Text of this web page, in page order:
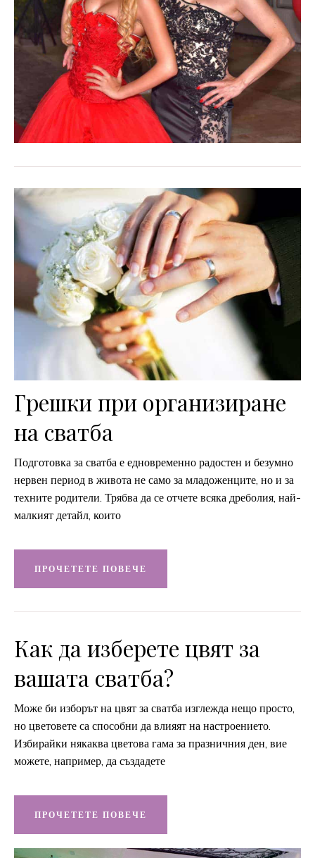
Грешки при организиране
на сватба
Подготовка за сватба е едновременно радостен и безумно
нервен период в живота не само за младоженците, но и за
техните родители. Трябва да се отчете всяка дреболия, най-
малкият детайл, които
ПРОЧЕТЕТЕ ПОВЕЧЕ
Как да изберете цвят за
вашата сватба?
Може би изборът на цвят за сватба изглежда нещо просто,
но цветовете са способни да влияят на настроението.
Избирайки някаква цветова гама за празничния ден, вие
можете, например, да създадете
ПРОЧЕТЕТЕ ПОВЕЧЕ